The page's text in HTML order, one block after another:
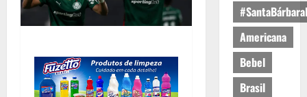
Americana
Bebel
Brasil